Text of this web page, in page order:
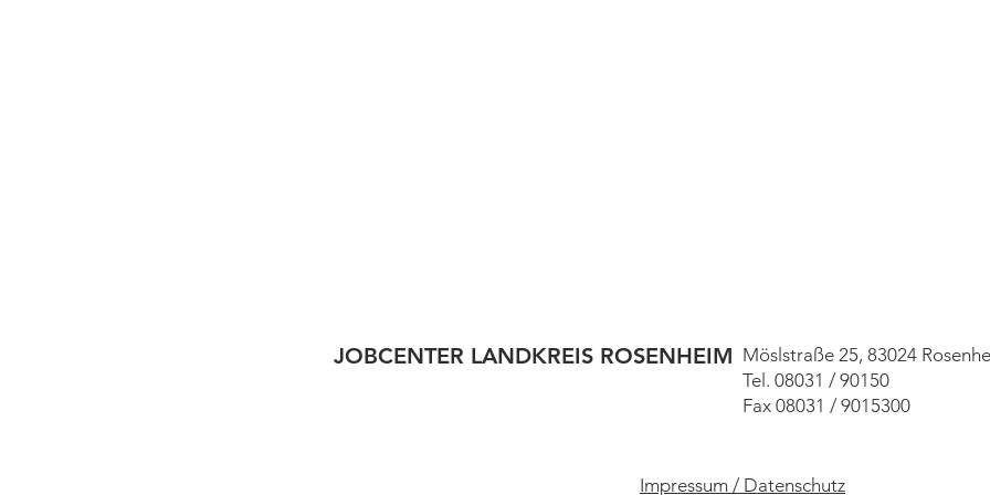
JOBCENTER LANDKREIS ROSENHEIM Möslstraße 25, 83024
Tel. 08031 / 90150
Fax 08031 / 9015300
Impressum / Datenschutz